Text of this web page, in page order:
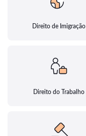
Direito de Imigração
Direito do Trabalho